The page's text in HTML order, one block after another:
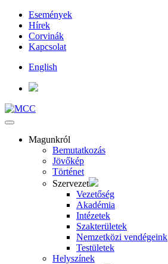
Események
Hírek
Corvinák
Kapcsolat
English
Magunkról
Bemutatkozás
Jövőkép
Történet
Szervezet
Vezetőség
Akadémia
Intézetek
Szakterületek
Nemzetközi vendégeink
Testületek
Helyszínek